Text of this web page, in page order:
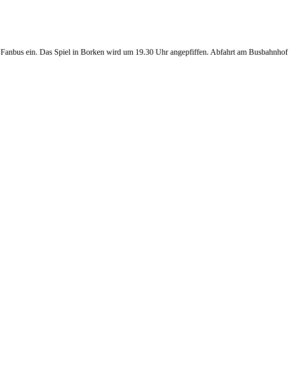
ein. Das Spiel in Borken wird um 19.30 Uhr angepfiffen. Abfahrt am Busbahnhof